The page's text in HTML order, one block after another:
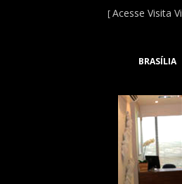
[Acesse Visita
BRASÍLIA